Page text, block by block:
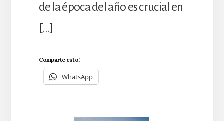
de la época del año es crucial en
[…]
Comparte esto:
WhatsApp